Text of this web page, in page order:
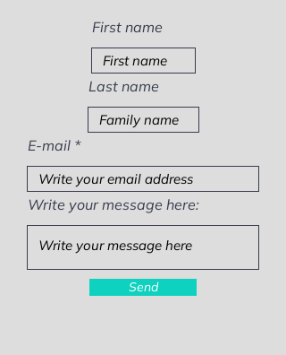
First name
Last name
E-mail
Write your message here:
Send